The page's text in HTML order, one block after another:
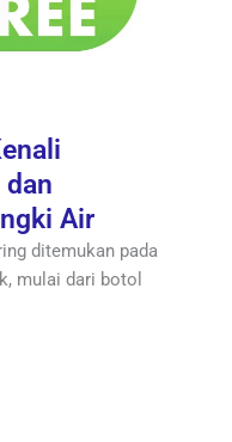
dan
Air
ditemukan pada
mulai dari botol